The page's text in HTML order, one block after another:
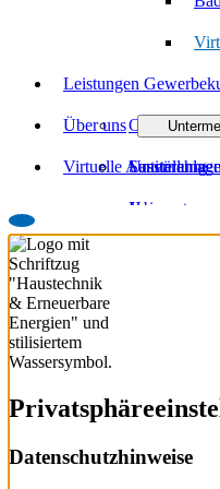
Leistungen
Objekt- und
Heizsysteme
Über uns
Jobs
Virtuelle Ausstellung
Datenschutzhinweise